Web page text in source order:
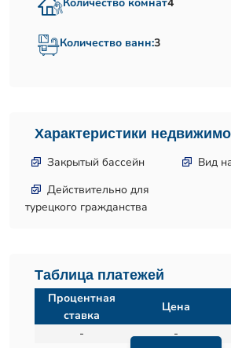
Количество ванн:3
Характеристики
Закрытый бассейн
Вид
Действительно для
турецкого гражданства
Таблица платежей
Процентная
ставка
Цена
-
-